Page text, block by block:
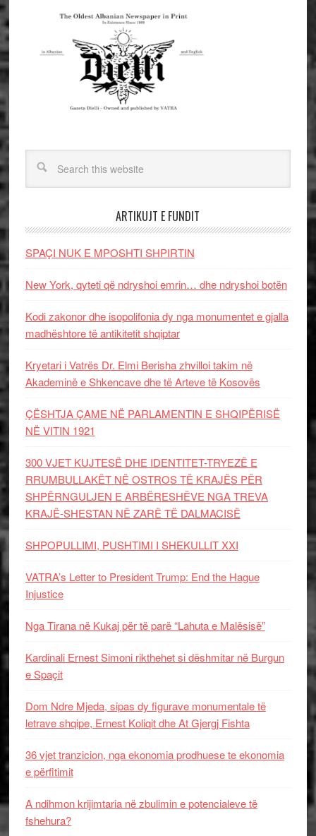
ARTIKUJT E FUNDIT
SPAÇI NUK E MPOSHTI SHPIRTIN
New York, qyteti që ndryshoi emrin… dhe ndryshoi botën
Kodi zakonor dhe isopolifonia dy nga monumentet e gjalla
madhështore të antikitetit shqiptar
Kryetari i Vatrës Dr. Elmi Berisha zhvilloi takim në
Akademinë e Shkencave dhe të Arteve të Kosovës
ÇËSHTJA ÇAME NË PARLAMENTIN E SHQIPËRISË
NË VITIN 1921
300 VJET KUJTESË DHE IDENTITET-TRYEZË E
RRUMBULLAKËT NË OSTROS TË KRAJËS PËR
SHPËRNGULJEN E ARBËRESHËVE NGA TREVA
KRAJË-SHESTAN NË ZARË TË DALMACISË
SHPOPULLIMI, PUSHTIMI I SHEKULLIT XXI
VATRA’s Letter to President Trump: End the Hague
Injustice
Nga Tirana në Kukaj për të parë “Lahuta e Malësisë”
Kardinali Ernest Simoni rikthehet si dëshmitar në Burgun
e Spaçit
Dom Ndre Mjeda, sipas dy figurave monumentale të
letrave shqipe, Ernest Koliqit dhe At Gjergj Fishta
36 vjet tranzicion, nga ekonomia prodhuese te ekonomia
e përfitimit
A ndihmon krijimtaria në zbulimin e potencialeve të
fshehura?